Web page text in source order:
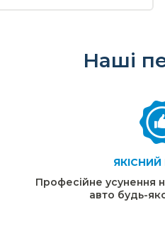
Наші
Професійне усунення
авто будь-